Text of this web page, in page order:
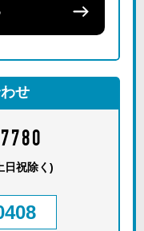
せ
日祝除く)